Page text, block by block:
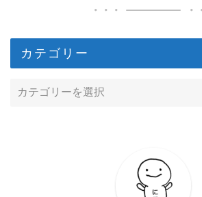
カテゴリー